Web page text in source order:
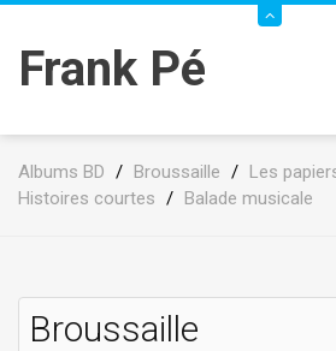
Frank Pé
Albums BD / Broussaille / Les
Histoires courtes / Balade musicale
Broussaille